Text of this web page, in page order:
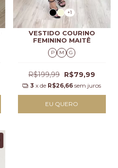
+1
VESTIDO COURINO
FEMININO MAITÊ
P M G
R$199,99 R$79,99
3 x de R$26,66 sem juros
EU QUERO